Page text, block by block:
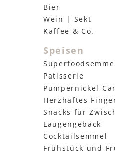
Bier
Wein | Sekt
Kaffee & Co.
Speisen
Patisserie
Pumpernickel
Herzhaftes
Snacks für
Laugengebäck
Cocktailsemmel
Frühstück und